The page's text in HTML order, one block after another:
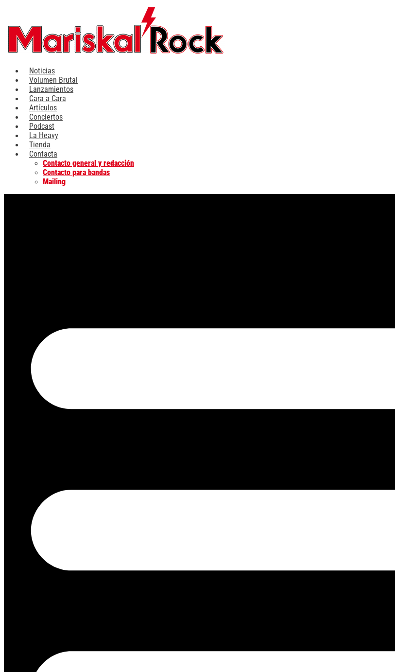
contenido
Noticias
Volumen Brutal
Lanzamientos
Cara a Cara
Artículos
Conciertos
Podcast
La Heavy
Tienda
Contacta
Contacto general y redacción
Contacto para bandas
Mailing